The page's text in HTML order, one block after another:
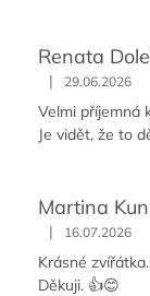
Renata
| 29.06.2026
Velmi příjemná
Je vidět, že to
Martina
| 16.07.2026
Krásné
Děkuji. 👍😊